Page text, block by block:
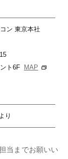
ン 東京本社
ト6F MAP
り
当までお願いい